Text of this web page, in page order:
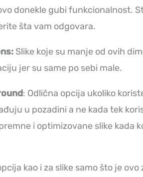
donekle gubi funkcionalnost.
šta vam odgovara.
Slike koje su manje od ovih
jer su same po sebi male.
: Odlična opcija ukoliko
u pozadini a ne kada tek
i optimizovane slike kada
kao i za slike samo što je ovo